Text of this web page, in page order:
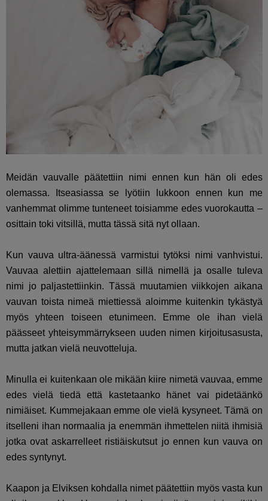
Meidän vauvalle päätettiin nimi ennen kun hän oli edes
olemassa. Itseasiassa se lyötiin lukkoon ennen kun me
vanhemmat olimme tunteneet toisiamme edes vuorokautta –
osittain toki vitsillä, mutta tässä sitä nyt ollaan.
Kun vauva ultra-äänessä varmistui tytöksi nimi vanhvistui.
Vauvaa alettiin ajattelemaan sillä nimellä ja osalle tuleva
nimi jo paljastettiinkin. Tässä muutamien viikkojen aikana
vauvan toista nimeä miettiessä aloimme kuitenkin tykästyä
myös yhteen toiseen etunimeen. Emme ole ihan vielä
päässeet yhteisymmärrykseen uuden nimen kirjoitusasusta,
mutta jatkan vielä neuvotteluja.
Minulla ei kuitenkaan ole mikään kiire nimetä vauvaa, emme
edes vielä tiedä että kastetaanko hänet vai pidetäänkö
nimiäiset. Kummejakaan emme ole vielä kysyneet. Tämä on
itselleni ihan normaalia ja enemmän ihmettelen niitä ihmisiä
jotka ovat askarrelleet ristiäiskutsut jo ennen kun vauva on
edes syntynyt.
Kaapon ja Elviksen kohdalla nimet päätettiin myös vasta kun